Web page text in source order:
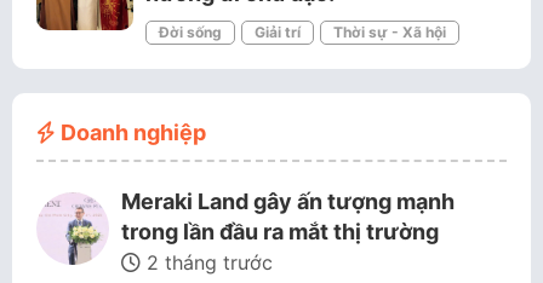
Đời sống Giải trí Thời sự - Xã hội
Doanh nghiệp
Meraki Land gây ấn tượng mạnh
trong lần đầu ra mắt thị trường
2 tháng trước